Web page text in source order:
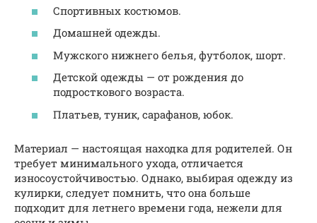
Спортивных костюмов.
Домашней одежды.
Мужского нижнего белья, футболок, шорт.
Детской одежды — от рождения до
подросткового возраста.
Платьев, туник, сарафанов, юбок.
Материал — настоящая находка для родителей. Он
требует минимального ухода, отличается
износоустойчивостью. Однако, выбирая одежду из
кулирки, следует помнить, что она больше
подходит для летнего времени года, нежели для